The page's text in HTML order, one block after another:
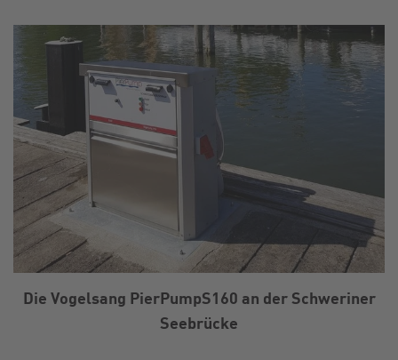
Die Vogelsang PierPumpS160 an der Schweriner
Seebrücke